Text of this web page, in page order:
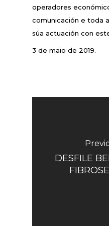
operadores
comunicación e toda
súa actuación con
3 de maio de 2019.
DESFILE